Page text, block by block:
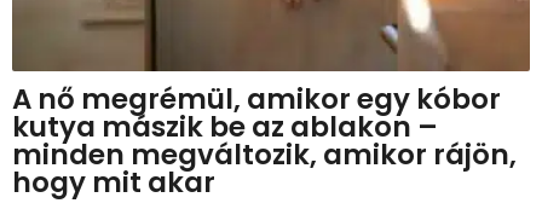
A nő megrémül, amikor egy kóbor
kutya mászik be az ablakon –
minden megváltozik, amikor rájön,
hogy mit akar